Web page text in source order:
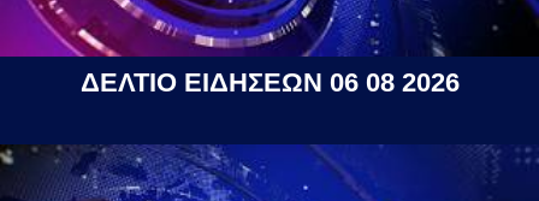
ΔΕΛΤΙΟ ΕΙΔΗΣΕΩΝ 06 08 2026